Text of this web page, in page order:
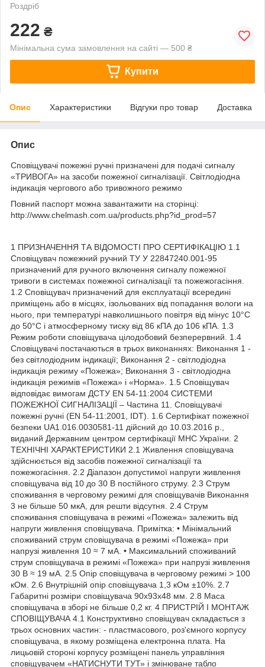
Роздріб
222 ₴
Мінімальна сума замовлення на сайті — 500 ₴
Купити
Опис Характеристики Відгуки про товар Доставка
Опис
Сповіщувачі пожежні ручні призначені для подачі сигналу
«ТРИВОГА» на засоби пожежної сигналізації. Світлодіодна
індикація чергового або тривожного режимо
Повний паспорт можна завантажити на сторінці:
http://www.chelmash.com.ua/products.php?id_prod=57
1 ПРИЗНАЧЕННЯ ТА ВІДОМОСТІ ПРО СЕРТИФІКАЦІЮ 1.1
Сповіщувач пожежний ручний ТУ У 22847240.001-95
призначений для ручного включення сигналу пожежної
тривоги в системах пожежної сигналізації та пожежогасіння.
1.2 Сповіщувач призначений для експлуатації всередині
приміщень або в місцях, ізольованих від попадання вологи на
нього, при температурі навколишнього повітря від мінус 10°С
до 50°С і атмосферному тиску від 86 кПА до 106 кПА. 1.3
Режим роботи сповіщувача цілодобовий безперервний. 1.4
Сповіщувачі постачаються в трьох виконаннях: Виконання 1 -
без світлодіодним індикації; Виконання 2 - світлодіодна
індикація режиму «Пожежа»; Виконання 3 - світлодіодна
індикація режимів «Пожежа» і «Норма». 1.5 Сповіщувач
відповідає вимогам ДСТУ EN 54-11:2004 СИСТЕМИ
ПОЖЕЖНОЇ СИГНАЛІЗАЦІЇ – Частина 11. Сповіщувачі
пожежні ручні (EN 54-11:2001, IDT). 1.6 Сертифікат пожежної
безпеки UA1.016.0030581-11 дійсний до 10.03.2016 р.,
виданий Державним центром сертифікації МНС України. 2
ТЕХНІЧНІ ХАРАКТЕРИСТИКИ 2.1 Живлення сповіщувача
здійснюється від засобів пожежної сигналізації та
пожежогасіння. 2.2 Діапазон допустимої напруги живлення
сповіщувача від 10 до 30 В постійного струму. 2.3 Струм
споживання в черговому режимі для сповіщувачів Виконання
3 не більше 50 мкА, для решти відсутня. 2.4 Струм
споживання сповіщувача в режимі «Пожежа» залежить від
напруги живлення сповіщувача. Примітка: • Мінімальний
споживаний струм сповіщувача в режимі «Пожежа» при
напрузі живлення 10 ≈ 7 мА. • Максимальний споживаний
струм сповіщувача в режимі «Пожежа» при напрузі живлення
30 В ≈ 19 мА. 2.5 Опір сповіщувача в черговому режимі > 100
кОм. 2.6 Внутрішній опір сповіщувача 1,3 кОм ±10%. 2.7
Габаритні розміри сповіщувача 90х93х48 мм. 2.8 Маса
сповіщувача в зборі не більше 0,2 кг. 4 ПРИСТРІЙ І МОНТАЖ
СПОВІЩУВАЧА 4.1 Конструктивно сповіщувач складається з
трьох основних частин: - пластмасового, роз'ємного корпусу
сповіщувача, в якому розміщена електронна плата. На
лицьовій стороні корпусу розміщені панель управління
сповіщувачем «НАТИСНУТИ ТУТ» і змінюване табло